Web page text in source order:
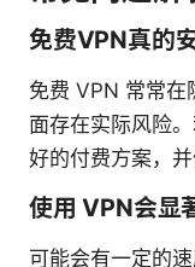
免费VPN真的
免费 VPN 常常在
面存在实际风险
好的付费方案，
使用 VPN会显
可能会有一定的